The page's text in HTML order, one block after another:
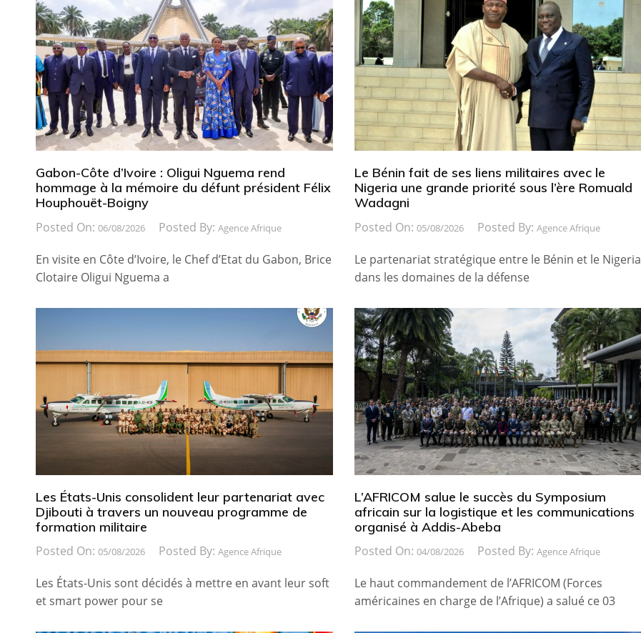
Gabon-Côte d’Ivoire : Oligui Nguema rend
hommage à la mémoire du défunt président Félix
Houphouët-Boigny
Posted On: 06/08/2026 Posted By: Agence Afrique
En visite en Côte d’Ivoire, le Chef d’Etat du Gabon, Brice
Clotaire Oligui Nguema a
Le Bénin fait de ses liens militaires avec le
Nigeria une grande priorité sous l’ère Romuald
Wadagni
Posted On: 05/08/2026 Posted By: Agence Afrique
Le partenariat stratégique entre le Bénin et le Nigeria
dans les domaines de la défense
Les États-Unis consolident leur partenariat avec
Djibouti à travers un nouveau programme de
formation militaire
Posted On: 05/08/2026 Posted By: Agence Afrique
Les États-Unis sont décidés à mettre en avant leur soft
et smart power pour se
L’AFRICOM salue le succès du Symposium
africain sur la logistique et les communications
organisé à Addis-Abeba
Posted On: 04/08/2026 Posted By: Agence Afrique
Le haut commandement de l’AFRICOM (Forces
américaines en charge de l’Afrique) a salué ce 03